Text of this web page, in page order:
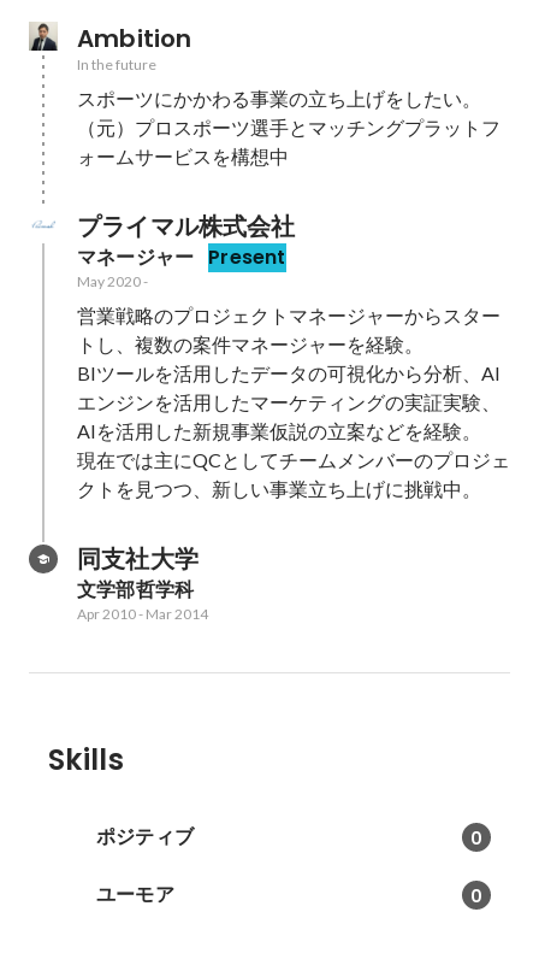
Ambition
In the future
スポーツにかかわる事業の立ち上げをしたい。
（元）プロスポーツ選手とマッチングプラットフ
ォームサービスを構想中
プライマル株式会社
マネージャー Present
May 2020-
営業戦略のプロジェクトマネージャーからスター
トし、複数の案件マネージャーを経験。
BIツールを活用したデータの可視化から分析、AI
エンジンを活用したマーケティングの実証実験、
AIを活用した新規事業仮説の立案などを経験。
現在では主にQCとしてチームメンバーのプロジェ
クトを見つつ、新しい事業立ち上げに挑戦中。
同支社大学
文学部哲学科
Apr 2010- Mar 2014
Skills
ポジティブ 0
ユーモア 0